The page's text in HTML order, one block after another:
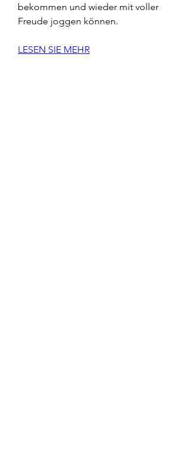
bekommen und wieder mit voller
Freude joggen können.
LESEN SIE MEHR